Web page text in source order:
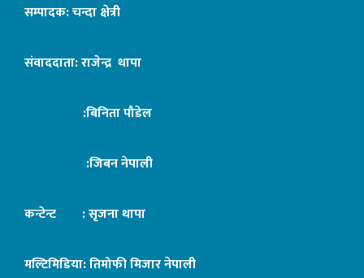
सम्पादक: चन्दा क्षेत्री
संवाददाता: राजेन्द्र थापा
:बिनिता पौडेल
:जिबन नेपाली
कन्टेन्ट : सृजना थापा
मल्टिमिडिया: तिमोफी मिजार नेपाली